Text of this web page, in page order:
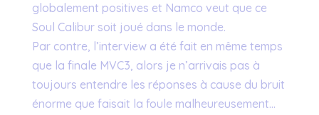
globalement positives et Namco veut que ce
Soul Calibur soit joué dans le monde.
Par contre, l’interview a été fait en même temps
que la finale MVC3, alors je n’arrivais pas à
toujours entendre les réponses à cause du bruit
énorme que faisait la foule malheureusement…